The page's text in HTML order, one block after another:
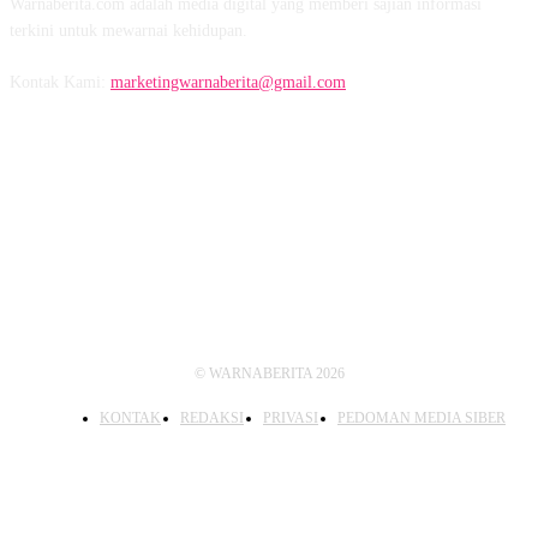
marketingwarnaberita@gmail.com
© WARNABERITA 2026
KONTAK REDAKSI PRIVASI PEDOMAN MEDIA SIBER